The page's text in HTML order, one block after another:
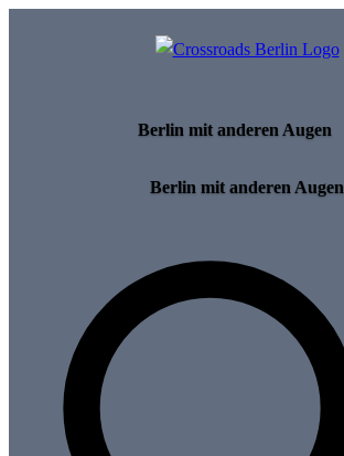
Berlin mit anderen Augen
Berlin mit anderen Augen